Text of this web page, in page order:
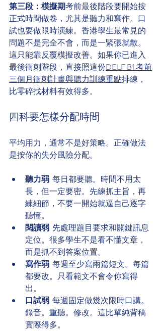
第三段：模擬期考前最後階段要開始按
正式時間做卷，尤其是聽力和寫作。口
試也要做限時演練。香港學生最常見的
問題不是完全不會，而是一緊張就散。
這只能靠反覆模擬改善。如果你已進入
最後衝刺階段，直接照這份DELF B1 考前
三個月衝刺計畫與聽力訓練重點排練，
比零碎找材料有效得多。
四科要怎樣分配時間
平均用力，通常不是好策略。正確做法
是按你的失分風險分配。
聽力弱
  每日都要聽。時間不用太
長，但一定要密。先練抓主旨，再
練細節，不要一開始就逼自己逐字
聽懂。
閱讀弱
  先處理題目要求和關鍵訊息
定位。很多學生不是看不懂文章，
而是抓不到答案位置。
寫作弱
  每週至少寫兩篇短文。每篇
都要改。只看範文不會令你寫得
出。
口試弱
  每週固定做幾次限時口講。
錄音。重聽。修改。這比單純背稿
實際得多。